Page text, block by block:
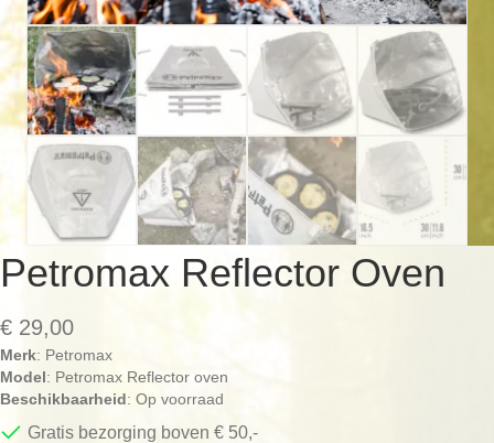
Petromax Reflector Oven
€ 29,00
Merk: Petromax
Model: Petromax Reflector oven
Beschikbaarheid: Op voorraad
Gratis bezorging boven € 50,-